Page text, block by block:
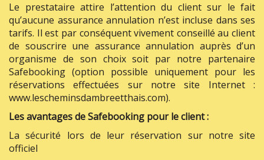
Le prestataire attire l’attention du client sur le fait
qu’aucune assurance annulation n’est incluse dans ses
tarifs. Il est par conséquent vivement conseillé au client
de souscrire une assurance annulation auprès d’un
organisme de son choix soit par notre partenaire
Safebooking (option possible uniquement pour les
réservations effectuées sur notre site Internet :
www.lescheminsdambreetthais.com).
Les avantages de Safebooking pour le client :
La sécurité lors de leur réservation sur notre site
officiel